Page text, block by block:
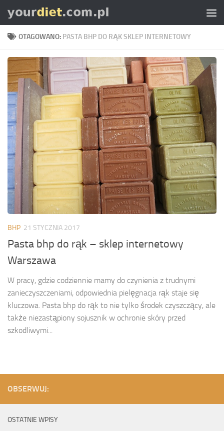
Skip to content
OTAGOWANO: PASTA BHP DO RĄK SKLEP INTERNETOWY
BHP 21 STYCZNIA 2017
Pasta bhp do rąk – sklep internetowy
Warszawa
W pracy, gdzie codziennie mamy do czynienia z trudnymi
zanieczyszczeniami, odpowiednia pielęgnacja rąk staje się
kluczowa. Pasta bhp do rąk to nie tylko środek czyszczący, ale
także niezastąpiony sojusznik w ochronie skóry przed
szkodliwymi...
OBSERWUJ:
OSTATNIE WPISY